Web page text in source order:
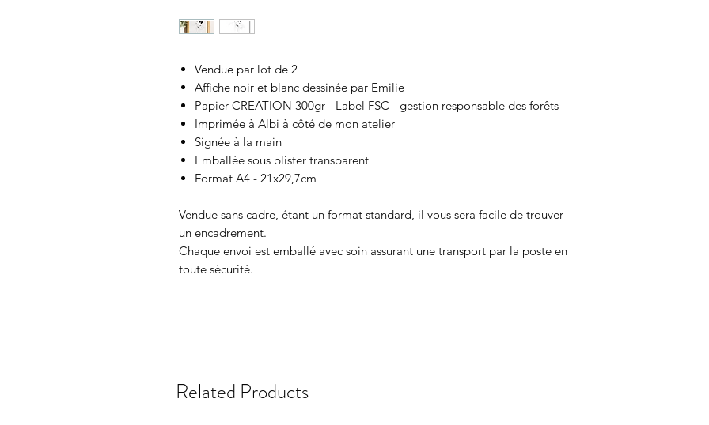
Vendue par lot de 2
Affiche noir et blanc dessinée par Emilie
Papier CREATION 300gr - Label FSC - gestion responsable des forêts
Imprimée à Albi à côté de mon atelier
Signée à la main
Emballée sous blister transparent
Format A4 - 21x29,7cm
Vendue sans cadre, étant un format standard, il vous sera facile de trouver
un encadrement.
Chaque envoi est emballé avec soin assurant une transport par la poste en
toute sécurité.
Related Products